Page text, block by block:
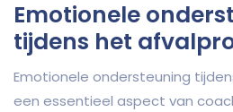
Emotionele
tijdens het
Emotionele ondersteuning
een essentieel aspect van